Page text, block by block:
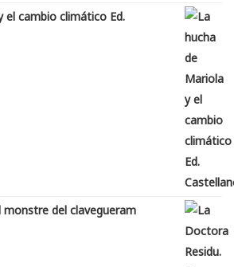
el cambio climático Ed.
monstre del clavegueram